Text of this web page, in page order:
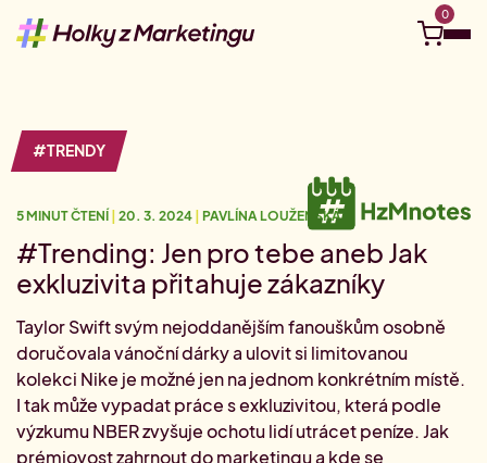
Objevuj
Kariérní kompas
Vydej se na cestu social media
Kariérní cesta: Digitální marketing
Vydej se na cestu digitálu
Kurzy a eventy
Nejbližší live webináře
Připoj se online odkudkoliv.
Videokurzy
Tvé téma, tvé tempo.
Půlroční permanentka na školení
Jedno rozhodnutí, půl roku vzdělávání.
Ucelené Akademie
Juniorní Akademie
Vstupenka do marketingu
Akademie pro marketingové manažer(k)y
Akademie pro pokročilé
Pro firmy
Firemní vzdělávání
Hledám do týmu
Staň se klientem Akademie
#HzMhrdost
O nás
0
0
#TRENDY
5 MINUT ČTENÍ 20. 3. 2024 PAVLÍNA LOUŽENSKÁ
#Trending: Jen pro tebe aneb Jak
exkluzivita přitahuje zákazníky
Taylor Swift svým nejoddanějším fanouškům osobně
doručovala vánoční dárky a ulovit si limitovanou
kolekci Nike je možné jen na jednom konkrétním místě.
I tak může vypadat práce s exkluzivitou, která podle
výzkumu NBER zvyšuje ochotu lidí utrácet peníze. Jak
prémiovost zahrnout do marketingu a kde se